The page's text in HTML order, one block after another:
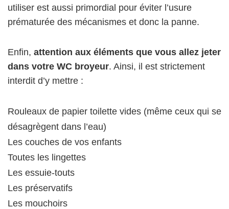
utiliser est aussi primordial pour éviter l’usure
prématurée des mécanismes et donc la panne.
Enfin, attention aux éléments que vous allez jeter
dans votre WC broyeur. Ainsi, il est strictement
interdit d’y mettre :
Rouleaux de papier toilette vides (même ceux qui se
désagrègent dans l’eau)
Les couches de vos enfants
Toutes les lingettes
Les essuie-touts
Les préservatifs
Les mouchoirs